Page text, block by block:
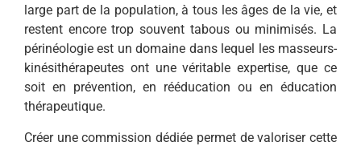
large part de la population, à tous les âges de la vie, et
restent encore trop souvent tabous ou minimisés. La
périnéologie est un domaine dans lequel les masseurs-
kinésithérapeutes ont une véritable expertise, que ce
soit en prévention, en rééducation ou en éducation
thérapeutique.
Créer une commission dédiée permet de valoriser cette